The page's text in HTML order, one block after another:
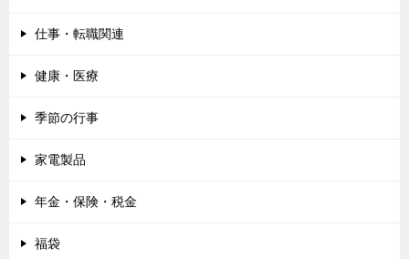
仕事・転職関連
健康・医療
季節の行事
家電製品
年金・保険・税金
福袋